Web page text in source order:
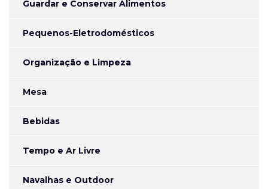
Guardar e Conservar Alimentos
Pequenos-Eletrodomésticos
Organização e Limpeza
Mesa
Bebidas
Tempo e Ar Livre
Navalhas e Outdoor